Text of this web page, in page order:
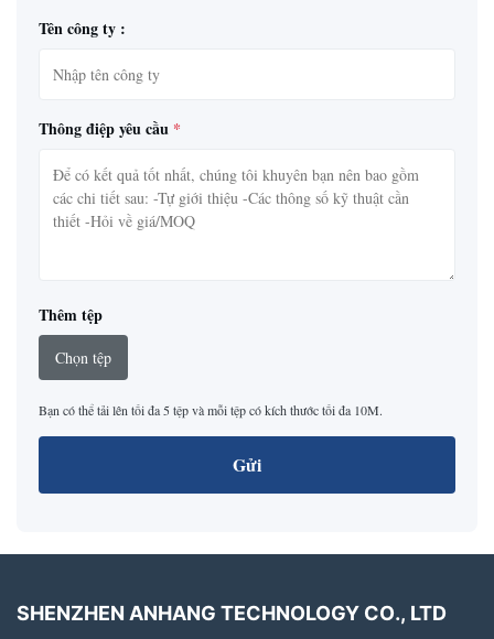
Tên công ty :
Thông điệp yêu cầu *
Thêm tệp
Chọn tệp
Bạn có thể tải lên tối đa 5 tệp và mỗi tệp có kích thước tối đa 10M.
Gửi
SHENZHEN ANHANG TECHNOLOGY CO., LTD